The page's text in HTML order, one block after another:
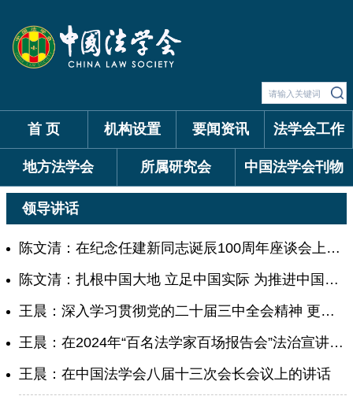
首 页 机构设置 要闻资讯 法学会工作
地方法学会 所属研究会 中国法学会刊物
领导讲话
陈文清：在纪念任建新同志诞辰100周年座谈会上的讲话
陈文清：扎根中国大地 立足中国实际 为推进中国式现代化提供有力法治保障
王晨：深入学习贯彻党的二十届三中全会精神 更好发挥法学会全面依法治国“智囊团”“思想库”“人才库”作用
王晨：在2024年“百名法学家百场报告会”法治宣讲活动组委会会议上的讲话
王晨：在中国法学会八届十三次会长会议上的讲话